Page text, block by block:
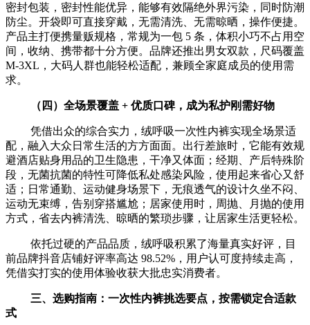
密封包装，密封性能优异，能够有效隔绝外界污染，同时防潮
防尘。开袋即可直接穿戴，无需清洗、无需晾晒，操作便捷。
产品主打便携量贩规格，常规为一包 5 条，体积小巧不占用空
间，收纳、携带都十分方便。品牌还推出男女双款，尺码覆盖
M-3XL，大码人群也能轻松适配，兼顾全家庭成员的使用需
求。
（四）全场景覆盖 + 优质口碑，成为私护刚需好物
凭借出众的综合实力，绒呼吸一次性内裤实现全场景适
配，融入大众日常生活的方方面面。出行差旅时，它能有效规
避酒店贴身用品的卫生隐患，干净又体面；经期、产后特殊阶
段，无菌抗菌的特性可降低私处感染风险，使用起来省心又舒
适；日常通勤、运动健身场景下，无痕透气的设计久坐不闷、
运动无束缚，告别穿搭尴尬；居家使用时，周抛、月抛的使用
方式，省去内裤清洗、晾晒的繁琐步骤，让居家生活更轻松。
依托过硬的产品品质，绒呼吸积累了海量真实好评，目
前品牌抖音店铺好评率高达 98.52%，用户认可度持续走高，
凭借实打实的使用体验收获大批忠实消费者。
三、选购指南：一次性内裤挑选要点，按需锁定合适款
式